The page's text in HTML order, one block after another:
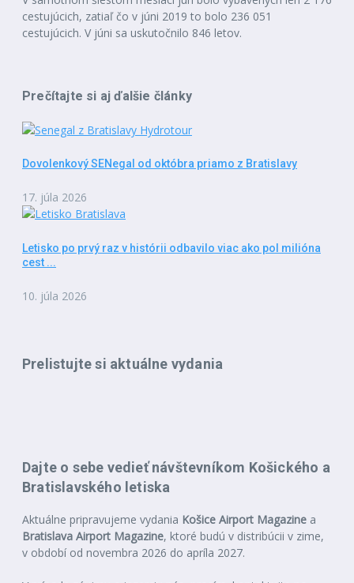
cestujúcich, zatiaľ čo v júni 2019 to bolo 236 051
cestujúcich. V júni sa uskutočnilo 846 letov.
Prečítajte si aj ďalšie články
Dovolenkový SENegal od októbra priamo z Bratislavy
17. júla 2026
Letisko po prvý raz v histórii odbavilo viac ako pol milióna
cest ...
10. júla 2026
Prelistujte si aktuálne vydania
Dajte o sebe vedieť návštevníkom Košického a
Bratislavského letiska
Aktuálne pripravujeme vydania Košice Airport Magazine a
Bratislava Airport Magazine, ktoré budú v distribúcii v zime,
v období od novembra 2026 do apríla 2027.